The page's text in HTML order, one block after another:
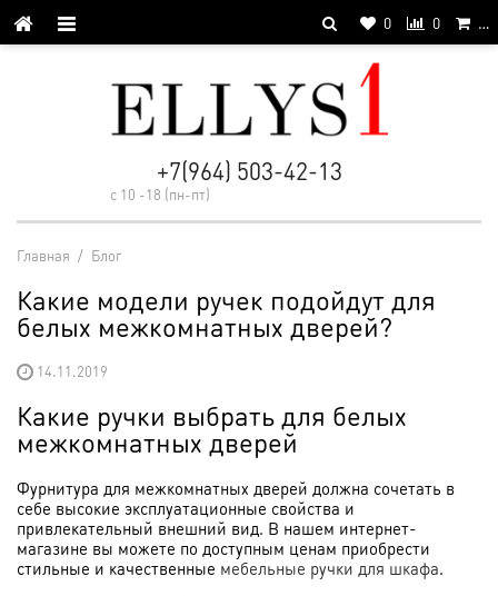
0 0 …
+7(964) 503-42-13
с 10 -18 (пн-пт)
Главная / Блог
Какие модели ручек подойдут для
белых межкомнатных дверей?
14.11.2019
Какие ручки выбрать для белых
межкомнатных дверей
Фурнитура для межкомнатных дверей должна сочетать в
себе высокие эксплуатационные свойства и
привлекательный внешний вид. В нашем интернет-
магазине вы можете по доступным ценам приобрести
стильные и качественные мебельные ручки для шкафа.